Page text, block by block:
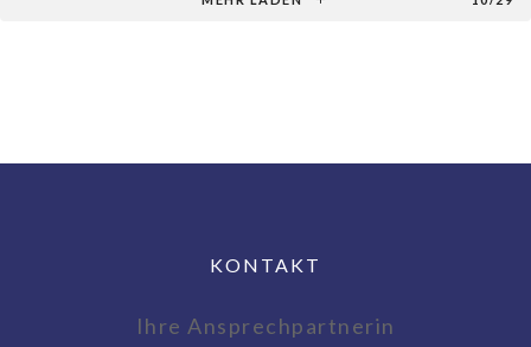
KONTAKT
Ihre Ansprechpartnerin